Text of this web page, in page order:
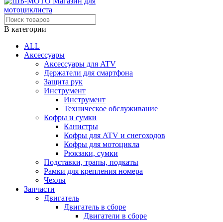
В категории
ALL
Аксессуары
Аксессуары для ATV
Держатели для смартфона
Защита рук
Инструмент
Инструмент
Техническое обслуживание
Кофры и сумки
Канистры
Кофры для ATV и снегоходов
Кофры для мотоцикла
Рюкзаки, сумки
Подставки, трапы, подкаты
Рамки для крепления номера
Чехлы
Запчасти
Двигатель
Двигатель в сборе
Двигатели в сборе